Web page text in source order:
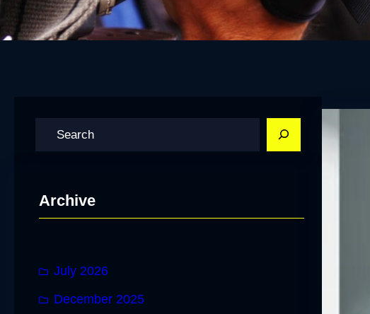
Archive
July 2026
December 2025